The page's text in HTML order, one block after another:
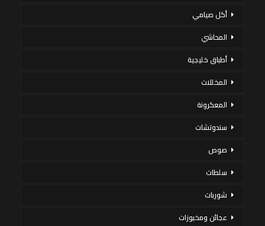
أكل صيامي
المحاشي
أطباق خليجية
المخللات
المعكرونة
سندوتشات
صوص
سلطات
شوربات
عجائن ومخبوزات